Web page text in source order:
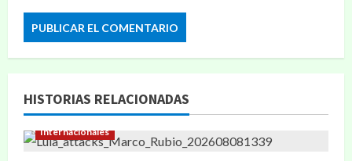
HISTORIAS RELACIONADAS
Internacionales